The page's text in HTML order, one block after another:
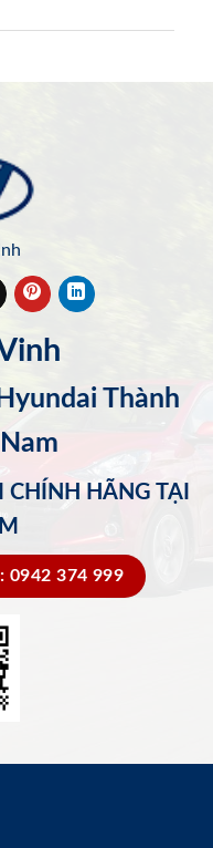
Thành
HÃNG TẠI
0942 374 999